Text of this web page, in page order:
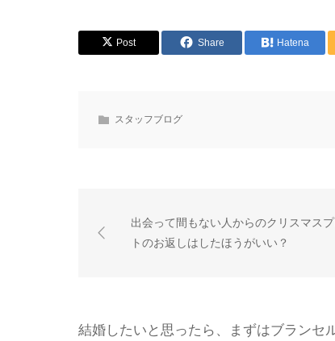
Post Share Hatena
スタッフブログ
出会って間もない人からのクリスマス
トのお返しはしたほうがいい？
結婚したいと思ったら、まずはブランセ